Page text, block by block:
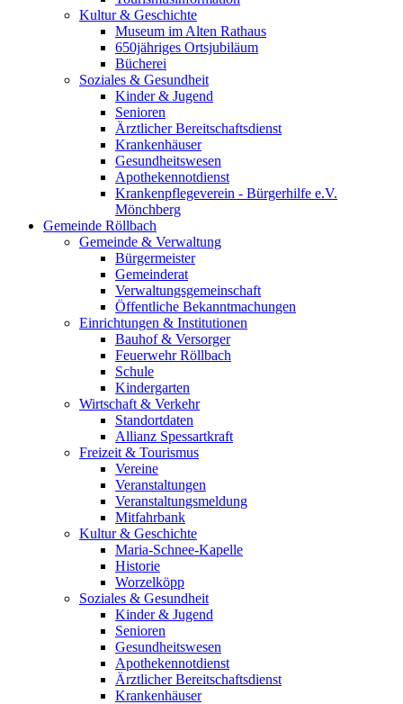
Kultur & Geschichte
Museum im Alten Rathaus
650jähriges Ortsjubiläum
Bücherei
Soziales & Gesundheit
Kinder & Jugend
Senioren
Ärztlicher Bereitschaftsdienst
Krankenhäuser
Gesundheitswesen
Apothekennotdienst
Krankenpflegeverein - Bürgerhilfe e.V.
Mönchberg
Gemeinde Röllbach
Gemeinde & Verwaltung
Bürgermeister
Gemeinderat
Verwaltungsgemeinschaft
Öffentliche Bekanntmachungen
Einrichtungen & Institutionen
Bauhof & Versorger
Feuerwehr Röllbach
Schule
Kindergarten
Wirtschaft & Verkehr
Standortdaten
Allianz Spessartkraft
Freizeit & Tourismus
Vereine
Veranstaltungen
Veranstaltungsmeldung
Mitfahrbank
Kultur & Geschichte
Maria-Schnee-Kapelle
Historie
Worzelköpp
Soziales & Gesundheit
Kinder & Jugend
Senioren
Gesundheitswesen
Apothekennotdienst
Ärztlicher Bereitschaftsdienst
Krankenhäuser